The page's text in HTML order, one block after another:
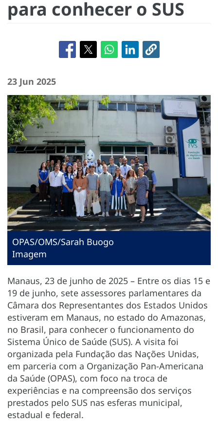
para conhecer o SUS
23 Jun 2025
OPAS/OMS/Sarah Buogo
Imagem
Manaus, 23 de junho de 2025 – Entre os dias 15 e
19 de junho, sete assessores parlamentares da
Câmara dos Representantes dos Estados Unidos
estiveram em Manaus, no estado do Amazonas,
no Brasil, para conhecer o funcionamento do
Sistema Único de Saúde (SUS). A visita foi
organizada pela Fundação das Nações Unidas,
em parceria com a Organização Pan-Americana
da Saúde (OPAS), com foco na troca de
experiências e na compreensão dos serviços
prestados pelo SUS nas esferas municipal,
estadual e federal.